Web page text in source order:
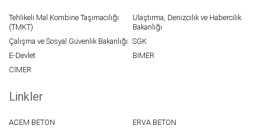
Tehlikeli Mal Kombine Taşımacılığı
(TMKT)
Ulaştırma, Denizcilik ve Habercilik
Bakanlığı
Çalışma ve Sosyal Güvenlik Bakanlığı SGK
E-Devlet
BİMER
CİMER
Linkler
ACEM BETON ERVA BETON